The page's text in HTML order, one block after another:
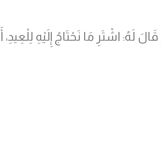
قَالَ لَهُ: اشْتَرِ مَا نَحْتَاجُ إِلَيْهِ